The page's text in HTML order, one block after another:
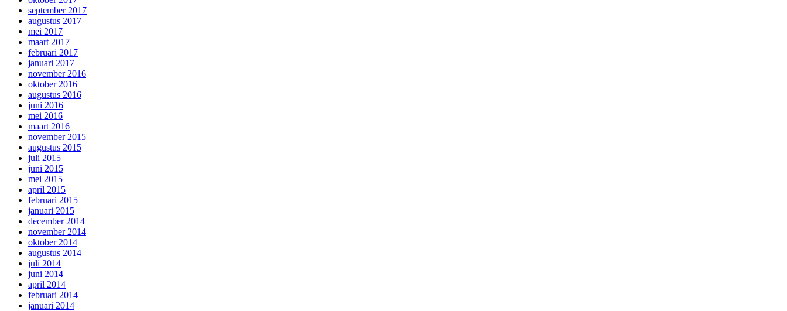
september 2017
augustus 2017
mei 2017
maart 2017
februari 2017
januari 2017
november 2016
oktober 2016
augustus 2016
juni 2016
mei 2016
maart 2016
november 2015
augustus 2015
juli 2015
juni 2015
mei 2015
april 2015
februari 2015
januari 2015
december 2014
november 2014
oktober 2014
augustus 2014
juli 2014
juni 2014
april 2014
februari 2014
januari 2014